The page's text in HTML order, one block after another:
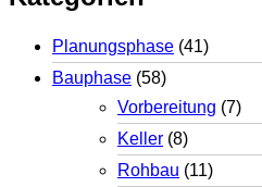
Planungsphase (41)
Bauphase (58)
Vorbereitung (7)
Keller (8)
Rohbau (11)